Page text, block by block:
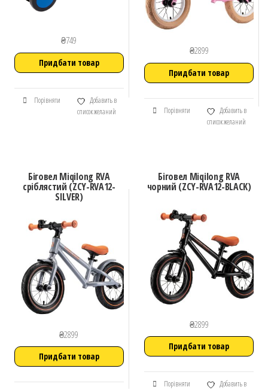
₴749
Придбати товар
Порівняти
Добавить в
список желаний
₴2899
Придбати товар
Порівняти
Добавить в
список желаний
Біговел Miqilong RVA
сріблястий (ZCY-RVA12-
SILVER)
₴2899
Придбати товар
Біговел Miqilong RVA
чорний (ZCY-RVA12-BLACK)
₴2899
Придбати товар
Порівняти
Добавить в